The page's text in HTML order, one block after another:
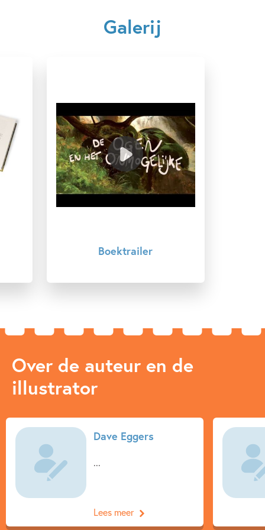
Kenmerken van dit boek
Vriendschap
Dave Eggers Shawn Harris
Galerij
Boektrailer
Over de auteur en de
illustrator
Dave Eggers
...
Lees meer